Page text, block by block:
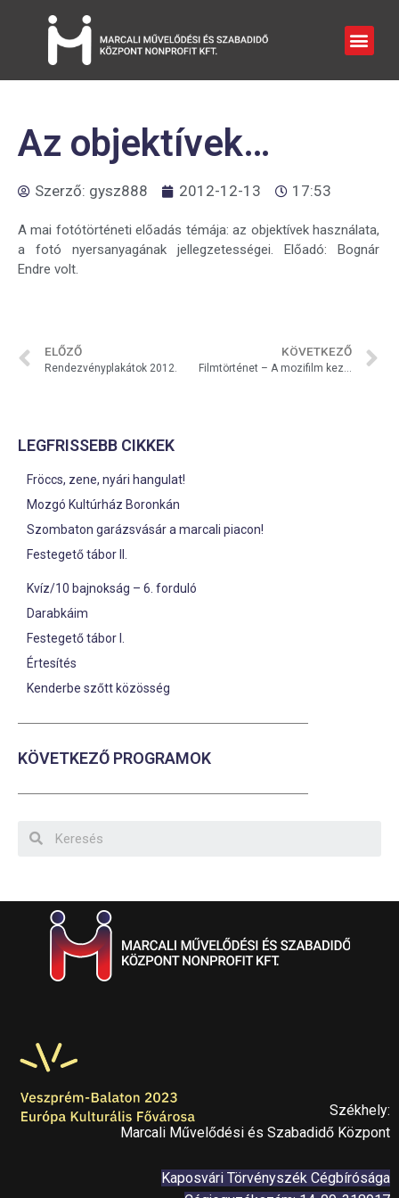
Az objektívek…
Szerző: gysz888 2012-12-13 17:53
A mai fotótörténeti előadás témája: az objektívek használata,
a fotó nyersanyagának jellegzetességei. Előadó: Bognár
Endre volt.
ELŐZŐ
Rendezvényplakátok 2012.
KÖVETKEZŐ
Filmtörténet – A mozifilm kezdete…
LEGFRISSEBB CIKKEK
Fröccs, zene, nyári hangulat!
Mozgó Kultúrház Boronkán
Szombaton garázsvásár a marcali piacon!
Festegető tábor II.
Kvíz/10 bajnokság – 6. forduló
Darabkáim
Festegető tábor I.
Értesítés
Kenderbe szőtt közösség
KÖVETKEZŐ PROGRAMOK
Székhely:
Marcali Művelődési és Szabadidő Központ
Kaposvári Törvényszék Cégbírósága